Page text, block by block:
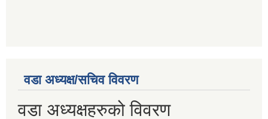
वडा अध्यक्ष/सचिव विवरण
वडा अध्यक्षहरुको विवरण